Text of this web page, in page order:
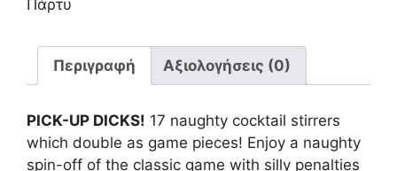
Πάρτυ
Περιγραφή Αξιολογήσεις (0)
PICK-UP DICKS! 17 naughty cocktail stirrers
which double as game pieces! Enjoy a naughty
spin-off of the classic game with silly penalties